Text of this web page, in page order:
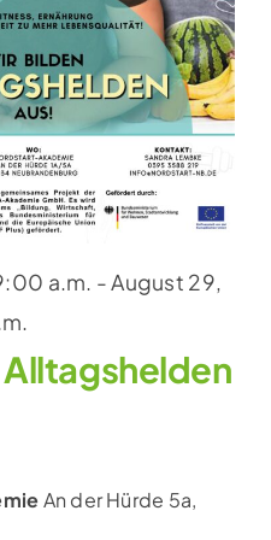
a.m. -August 29,
An der Hürde 5a,